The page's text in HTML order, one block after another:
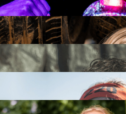
30 PRZESZKÓD
6 KM+
INTRO U-16
15 PRZESZKÓD
3 KM+
RUNMAGEDDON HARDCORE
70 PRZESZKÓD
21 KM+
42 KM+
FAMILY